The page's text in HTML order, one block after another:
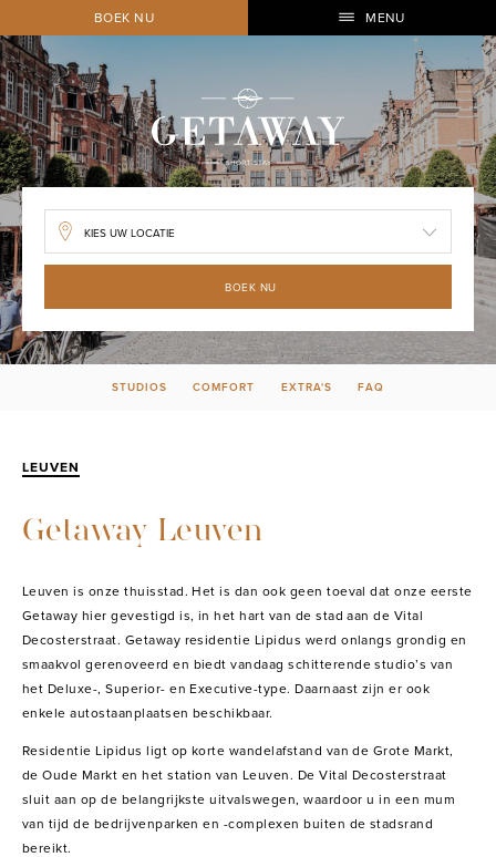
BOEK NU MENU
BOEK NU
STUDIOS COMFORT EXTRA'S FAQ
LEUVEN
Getaway Leuven
Leuven is onze thuisstad. Het is dan ook geen toeval dat onze eerste
Getaway hier gevestigd is, in het hart van de stad aan de Vital
Decosterstraat. Getaway residentie Lipidus werd onlangs grondig en
smaakvol gerenoveerd en biedt vandaag schitterende studio’s van
het Deluxe-, Superior- en Executive-type. Daarnaast zijn er ook
enkele autostaanplaatsen beschikbaar.
Residentie Lipidus ligt op korte wandelafstand van de Grote Markt,
de Oude Markt en het station van Leuven. De Vital Decosterstraat
sluit aan op de belangrijkste uitvalswegen, waardoor u in een mum
van tijd de bedrijvenparken en -complexen buiten de stadsrand
bereikt.